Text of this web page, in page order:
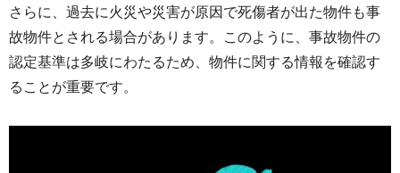
さらに、 過去に火災や災害が原因で死傷者が出た物件も事
故物件とされる場合があります。このように、 事故物件の
認定基準は多岐にわたるため、 物件に関する情報を確認す
ることが重要です。